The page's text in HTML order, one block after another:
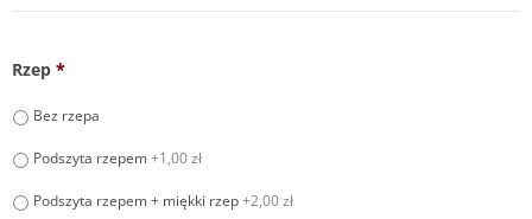
Rzep *
Bez rzepa
Podszyta rzepem+1,00 zł
Podszyta rzepem + miękki rzep+2,00 zł